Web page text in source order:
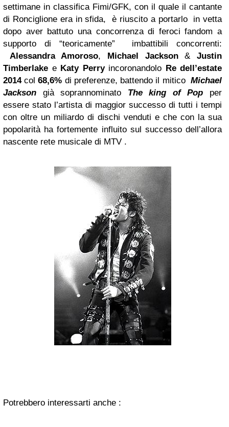
settimane in classifica Fimi/GFK, con il quale il cantante
di Ronciglione era in sfida, è riuscito a portarlo in vetta
dopo aver battuto una concorrenza di feroci fandom a
supporto di “teoricamente” imbattibili concorrenti:
Alessandra Amoroso, Michael Jackson& Justin
Timberlake e Katy Perry incoronandolo Re dell’estate
2014col68,6% di preferenze, battendo il mitico Michael
Jackson già soprannominato The king of Pop per
essere stato l’artista di maggior successo di tutti i tempi
con oltre un miliardo di dischi venduti e che con la sua
popolarità ha fortemente influito sul successo dell’allora
nascente rete musicale di MTV .
Potrebbero interessarti anche :